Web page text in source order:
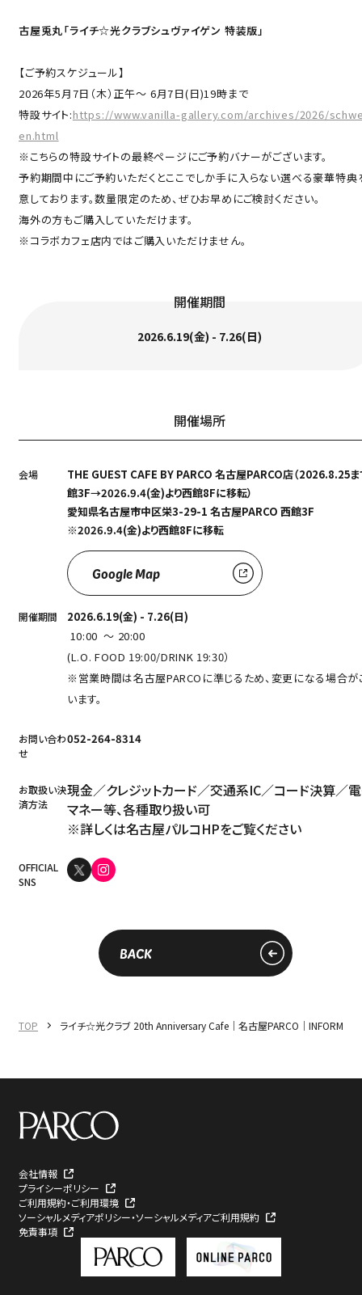
日本語
古屋兎丸「ライチ☆光クラブシュヴァイゲン 特装版」
【ご予約スケジュール】
2026年5月7日（木）正午〜 6月7日(日)19時まで
特設サイト:https://www.vanilla-gallery.com/archives/2026/
en.html
※こちらの特設サイトの最終ページにご予約バナーがございます。
予約期間中にご予約いただくとここでしか手に入らない選べる豪華特典
意しております。数量限定のため、ぜひお早めにご検討ください。
海外の方もご購入していただけます。
※コラボカフェ店内ではご購入いただけません。
開催期間
2026.6.19(金) - 7.26(日)
開催場所
会場
THE GUEST CAFE BY PARCO 名古屋PARCO店（2026.8.25
館3F→2026.9.4(金)より西館8Fに移転）
愛知県名古屋市中区栄3-29-1 名古屋PARCO 西館3F
※2026.9.4(金)より西館8Fに移転
Google Map
開催期間
2026.6.19(金) - 7.26(日)
10:00 ～ 20:00
(L.O. FOOD 19:00/DRINK 19:30）
※営業時間は名古屋PARCOに準じるため、変更になる場合が
います。
お問い合わ
せ
052-264-8314
お取扱い決
済方法
現金／クレジットカード／交通系IC／コード決算／
マネー等、各種取り扱い可
※詳しくは名古屋パルコHPをご覧ください
OFFICIAL
SNS
BACK
TOP ライチ☆光クラブ 20th Anniversary Cafe｜名古屋PARCO｜
会社情報
プライシーポリシー
ご利用規約・ご利用環境
ソーシャルメディアポリシー・ソーシャルメディアご利用規約
免責事項